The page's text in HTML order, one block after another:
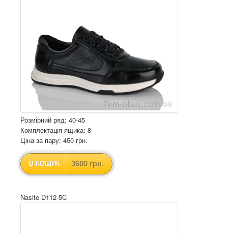
Розмірний ряд: 40-45
Комплектація ящика: 8
Ціна за пару: 450 грн.
В КОШИК 3600 грн.
Nasite D112-5C